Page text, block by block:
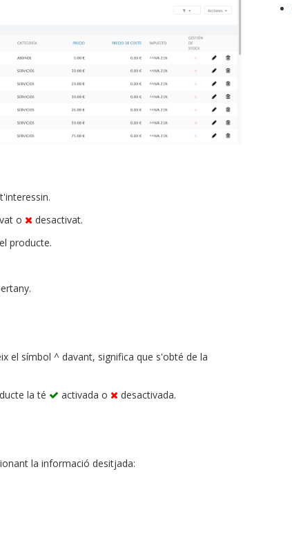
o
desactivat.
producte.
el símbol ^ davant, significa que s'obté de la
la té activada o
desactivada.
la informació desitjada: